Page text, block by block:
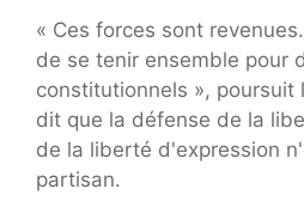
« Ces forces sont
de se tenir ensemble pour
constitutionnels », poursuit
dit que la défense de la
de la liberté d'expression
partisan.